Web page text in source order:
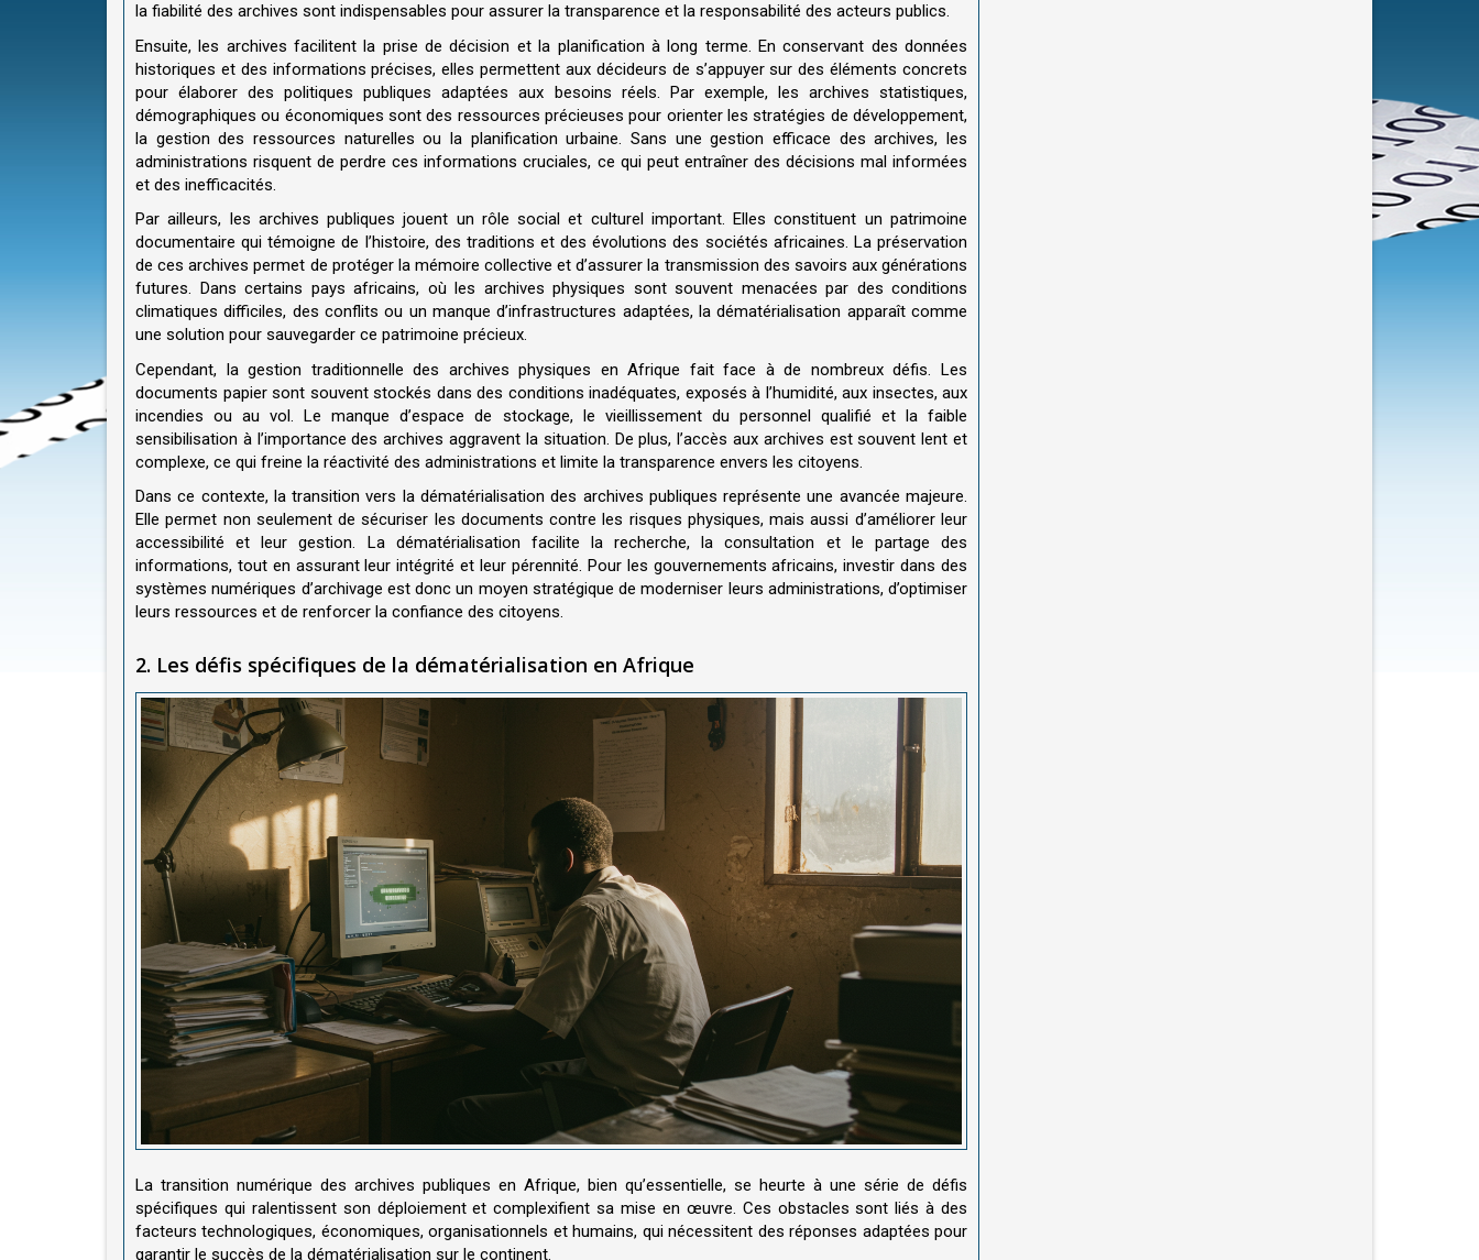
la fiabilité des archives sont indispensables pour assurer la transparence et la responsabilité des acteurs publics.
Ensuite, les archives facilitent la prise de décision et la planification à long terme. En conservant des données
historiques et des informations précises, elles permettent aux décideurs de s’appuyer sur des éléments concrets
pour élaborer des politiques publiques adaptées aux besoins réels. Par exemple, les archives statistiques,
démographiques ou économiques sont des ressources précieuses pour orienter les stratégies de développement,
la gestion des ressources naturelles ou la planification urbaine. Sans une gestion efficace des archives, les
administrations risquent de perdre ces informations cruciales, ce qui peut entraîner des décisions mal informées
et des inefficacités.
Par ailleurs, les archives publiques jouent un rôle social et culturel important. Elles constituent un patrimoine
documentaire qui témoigne de l’histoire, des traditions et des évolutions des sociétés africaines. La préservation
de ces archives permet de protéger la mémoire collective et d’assurer la transmission des savoirs aux générations
futures. Dans certains pays africains, où les archives physiques sont souvent menacées par des conditions
climatiques difficiles, des conflits ou un manque d’infrastructures adaptées, la dématérialisation apparaît comme
une solution pour sauvegarder ce patrimoine précieux.
Cependant, la gestion traditionnelle des archives physiques en Afrique fait face à de nombreux défis. Les
documents papier sont souvent stockés dans des conditions inadéquates, exposés à l’humidité, aux insectes, aux
incendies ou au vol. Le manque d’espace de stockage, le vieillissement du personnel qualifié et la faible
sensibilisation à l’importance des archives aggravent la situation. De plus, l’accès aux archives est souvent lent et
complexe, ce qui freine la réactivité des administrations et limite la transparence envers les citoyens.
Dans ce contexte, la transition vers la dématérialisation des archives publiques représente une avancée majeure.
Elle permet non seulement de sécuriser les documents contre les risques physiques, mais aussi d’améliorer leur
accessibilité et leur gestion. La dématérialisation facilite la recherche, la consultation et le partage des
informations, tout en assurant leur intégrité et leur pérennité. Pour les gouvernements africains, investir dans des
systèmes numériques d’archivage est donc un moyen stratégique de moderniser leurs administrations, d’optimiser
leurs ressources et de renforcer la confiance des citoyens.
2. Les défis spécifiques de la dématérialisation en Afrique
La transition numérique des archives publiques en Afrique, bien qu’essentielle, se heurte à une série de défis
spécifiques qui ralentissent son déploiement et complexifient sa mise en œuvre. Ces obstacles sont liés à des
facteurs technologiques, économiques, organisationnels et humains, qui nécessitent des réponses adaptées pour
garantir le succès de la dématérialisation sur le continent.